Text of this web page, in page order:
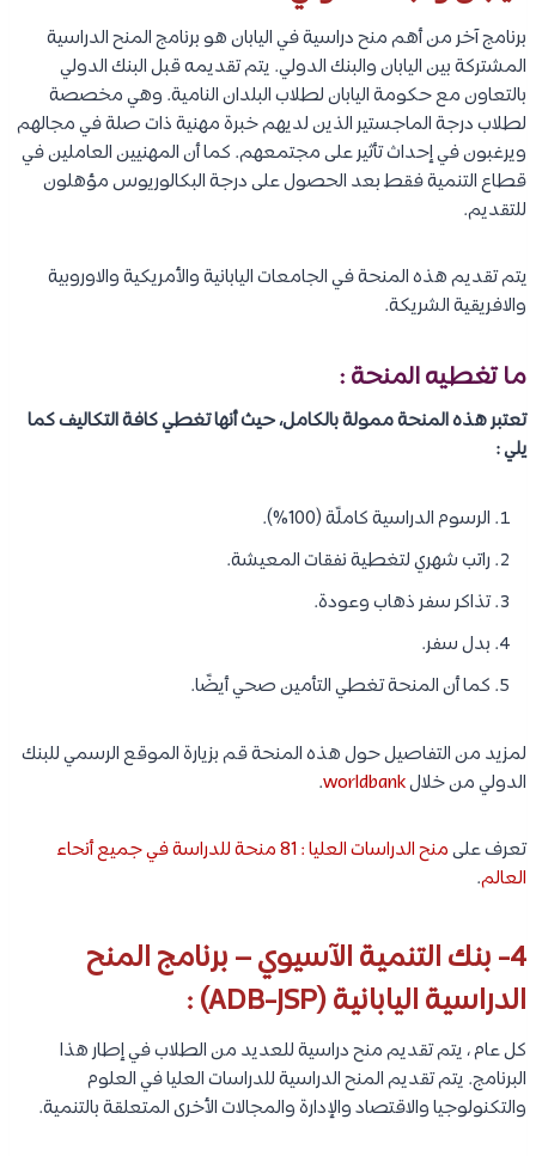
برنامج آخر من أهم منح دراسية في اليابان هو برنامج المنح الدراسية
المشتركة بين اليابان والبنك الدولي. يتم تقديمه قبل البنك الدولي
بالتعاون مع حكومة اليابان لطلاب البلدان النامية. وهي مخصصة
لطلاب درجة الماجستير الذين لديهم خبرة مهنية ذات صلة في مجالهم
ويرغبون في إحداث تأثير على مجتمعهم. كما أن المهنيين العاملين في
قطاع التنمية فقط بعد الحصول على درجة البكالوريوس مؤهلون
للتقديم.
يتم تقديم هذه المنحة في الجامعات اليابانية والأمريكية والاوروبية
والافريقية الشريكة.
ما تغطيه المنحة :
تعتبر هذه المنحة ممولة بالكامل، حيث أنها تغطي كافة التكاليف كما
يلي :
الرسوم الدراسية كاملًة (100%).
راتب شهري لتغطية نفقات المعيشة.
تذاكر سفر ذهاب وعودة.
بدل سفر.
كما أن المنحة تغطي التأمين صحي أيضًا.
لمزيد من التفاصيل حول هذه المنحة قم بزيارة الموقع الرسمي للبنك
الدولي من خلالworldbank
.
تعرف على
منح الدراسات العليا : 81 منحة للدراسة في جميع أنحاء
العالم.
4- بنك التنمية الآسيوي – برنامج المنح
الدراسية اليابانية (ADB-JSP) :
كل عام ، يتم تقديم منح دراسية للعديد من الطلاب في إطار هذا
البرنامج. يتم تقديم المنح الدراسية للدراسات العليا في العلوم
والتكنولوجيا والاقتصاد والإدارة والمجالات الأخرى المتعلقة بالتنمية.